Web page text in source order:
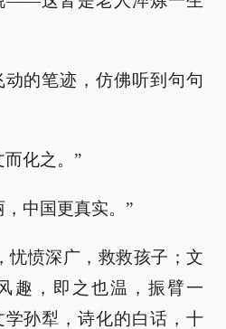
的笔迹，仿佛听到句句
化之。”
中国更真实。”
忧愤深广，救救孩子；文
趣，即之也温，振臂一
孙犁，诗化的白话，十